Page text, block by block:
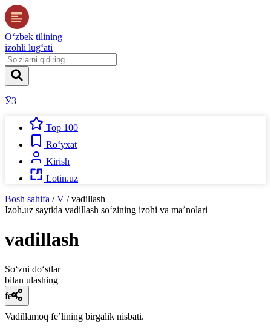
O‘zbek tilining
izohli lug‘ati
ЎЗ
Top 100
Ro‘yxat
Kirish
Lotin.uz
Bosh sahifa / V / vadillash
Izoh.uz saytida vadillash so‘zining izohi va ma’nolari
vadillash
So‘zni do‘stlar
bilan ulashing
fe’l
Vadillamoq feʼlining birgalik nisbati.